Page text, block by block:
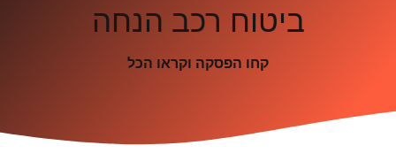
ביטוח רכב הנחה
קחו הפסקה וקראו הכל